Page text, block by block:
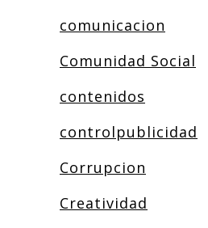
comunicacion
Comunidad Social
contenidos
controlpublicidad
Corrupcion
Creatividad